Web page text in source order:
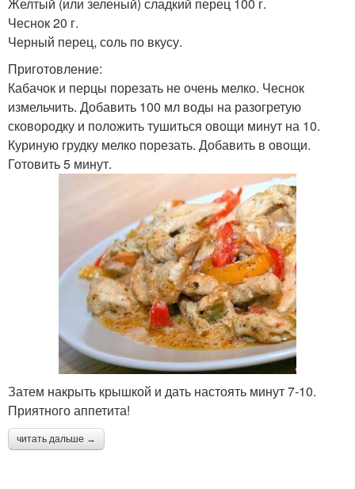
Чеснок 20 г.
Черный перец, соль по вкусу.
Приготовление:
Кабачок и перцы порезать не очень мелко. Чеснок
измельчить. Добавить 100 мл воды на разогретую
сковородку и положить тушиться овощи минут на 10.
Куриную грудку мелко порезать. Добавить в овощи.
Готовить 5 минут.
Затем накрыть крышкой и дать настоять минут 7-10.
Приятного аппетита!
читать дальше →